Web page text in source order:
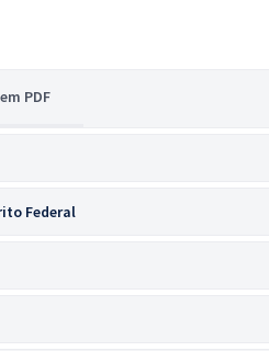
PDF
Federal